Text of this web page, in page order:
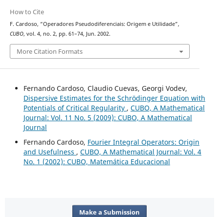
How to Cite
F. Cardoso, “Operadores Pseudodiferenciais: Origem e Utilidade”,
CUBO, vol. 4, no. 2, pp. 61–74, Jun. 2002.
More Citation Formats
Fernando Cardoso, Claudio Cuevas, Georgi Vodev,
Dispersive Estimates for the Schrödinger Equation with
Potentials of Critical Regularity , CUBO, A Mathematical
Journal: Vol. 11 No. 5 (2009): CUBO, A Mathematical
Journal
Fernando Cardoso, Fourier Integral Operators: Origin
and Usefulness , CUBO, A Mathematical Journal: Vol. 4
No. 1 (2002): CUBO, Matemática Educacional
Make a Submission